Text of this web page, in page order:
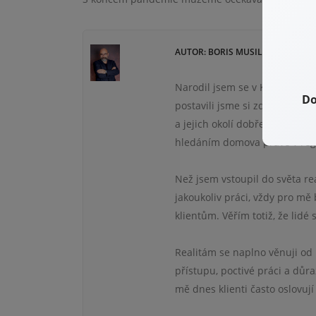
AUTOR: BORIS MUSIL - REALITNÍ
Narodil jsem se v Karlových
postavili jsme si zde domov,
a jejich okolí dobře znám,
hledáním domova právě v
Než jsem vstoupil do světa
jakoukoliv práci, vždy pro
klientům. Věřím totiž, že lidé
Realitám se naplno věnuji
přístupu, poctivé práci a
mě dnes klienti často